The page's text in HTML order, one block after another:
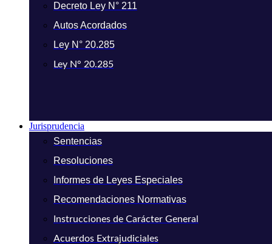
Decreto Ley N° 211
Autos Acordados
Ley N° 20.285
Ley N° 20.285
Jurisprudencia
Sentencias
Resoluciones
Informes de Leyes Especiales
Recomendaciones Normativas
Instrucciones de Carácter General
Acuerdos Extrajudiciales